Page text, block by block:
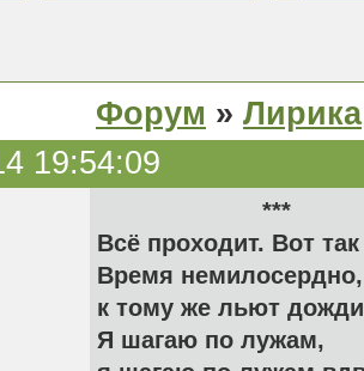
Форум » Лирика
19:54:09
Всё проходит. Вот
Время немилосердно,
к тому же льют
Я шагаю по лужам,